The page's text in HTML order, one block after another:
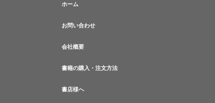
ホーム
お問い合わせ
会社概要
書籍の購入・注文方法
書店様へ